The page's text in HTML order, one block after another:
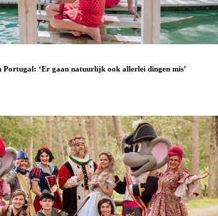
Portugal: ‘Er gaan natuurlijk ook allerlei dingen mis’